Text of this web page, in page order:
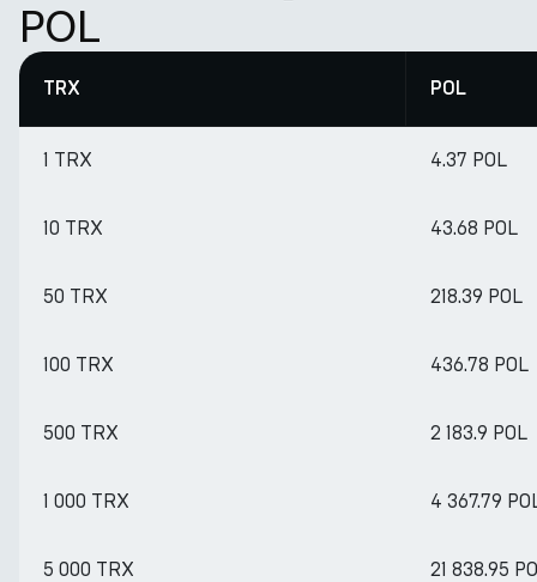
POL
TRX POL
1 TRX 4.37 POL
10 TRX 43.68 POL
50 TRX 218.39 POL
100 TRX 436.78 POL
500 TRX 2 183.9 POL
1 000 TRX 4 367.79
5 000 TRX 21 838.95